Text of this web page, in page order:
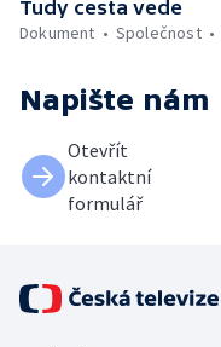
Tudy cesta vede
Dokument
Společnost
Napište nám
Otevřít
kontaktní
formulář